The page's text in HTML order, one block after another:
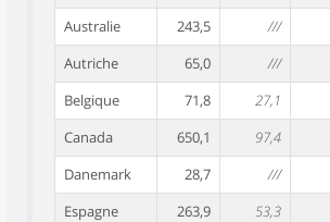
Australie
243,5 ///
Autriche
65,0 ///
Belgique
71,8 27,1
Canada
650,1 97,4
Danemark
28,7 ///
Espagne
263,9 53,3